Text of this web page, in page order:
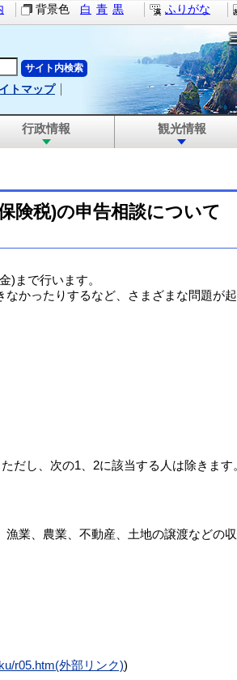
背景色 白 青 黒 ふりがな
トマップ
行政情報 観光情報
険税)の申告相談について
)まで行います。
かったりするなど、さまざまな問題が
だし、次の1、2に該当する人は除きます
業、農業、不動産、土地の譲渡などの
r05.htm(外部リンク))